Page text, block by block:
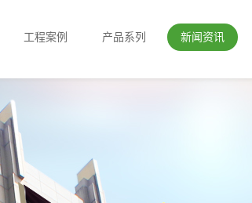
工程案例 产品系列 新闻资讯